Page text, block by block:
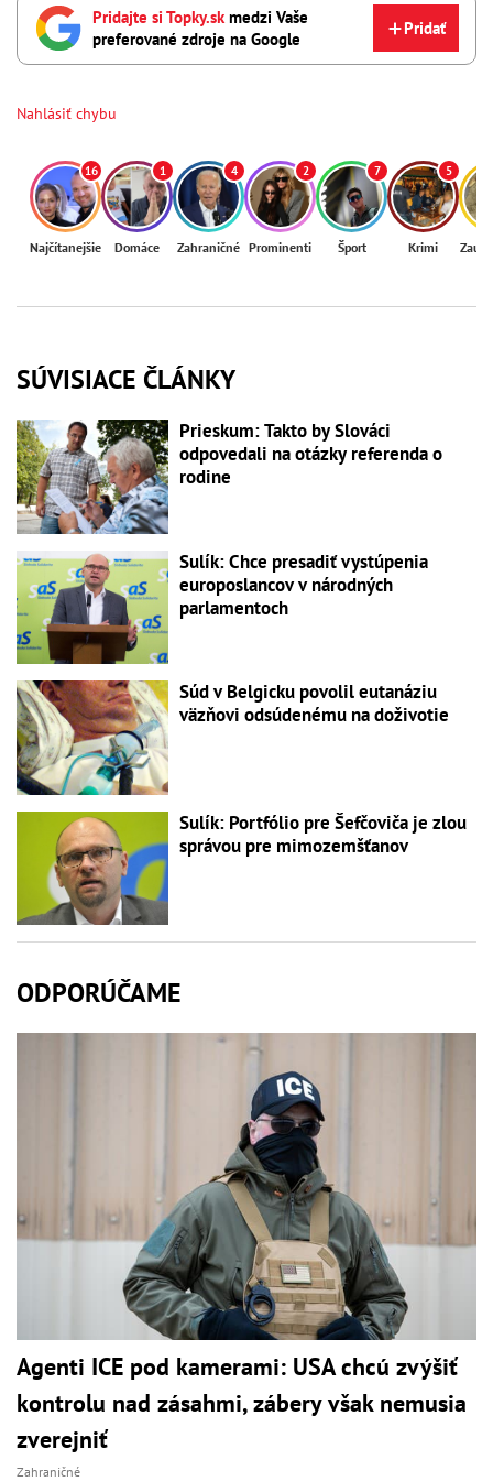
Pridajte si Topky.skmedzi Vaše
preferované zdroje na Google
Pridať
Nahlásiť chybu
16
Najčítanejšie
1
Domáce
4
Zahraničné
2
Prominenti
7
Šport
5
Krimi
SÚVISIACE ČLÁNKY
Prieskum: Takto by Slováci
odpovedali na otázky referenda o
rodine
Sulík: Chce presadiť vystúpenia
europoslancov v národných
parlamentoch
Súd v Belgicku povolil eutanáziu
väzňovi odsúdenému na doživotie
Sulík: Portfólio pre Šefčoviča je zlou
správou pre mimozemšťanov
ODPORÚČAME
Agenti ICE pod kamerami: USA chcú zvýšiť
kontrolu nad zásahmi, zábery však nemusia
zverejniť
Zahraničné